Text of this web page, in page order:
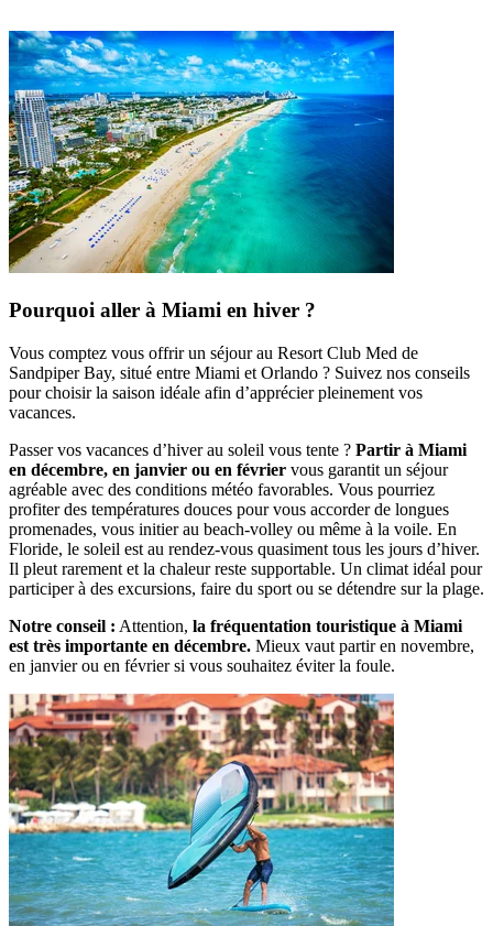
Pourquoi aller à Miami en hiver ?
Vous comptez vous offrir un séjour au Resort Club Med de
Sandpiper Bay, situé entre Miami et Orlando ? Suivez nos conseils
pour choisir la saison idéale afin d’apprécier pleinement vos
vacances.
Passer vos vacances d’hiver au soleil vous tente ? Partir à Miami
en décembre, en janvier ou en février vous garantit un séjour
agréable avec des conditions météo favorables. Vous pourriez
profiter des températures douces pour vous accorder de longues
promenades, vous initier au beach-volley ou même à la voile. En
Floride, le soleil est au rendez-vous quasiment tous les jours d’hiver.
Il pleut rarement et la chaleur reste supportable. Un climat idéal pour
participer à des excursions, faire du sport ou se détendre sur la plage.
Notre conseil : Attention, la fréquentation touristique à Miami
est très importante en décembre. Mieux vaut partir en novembre,
en janvier ou en février si vous souhaitez éviter la foule.